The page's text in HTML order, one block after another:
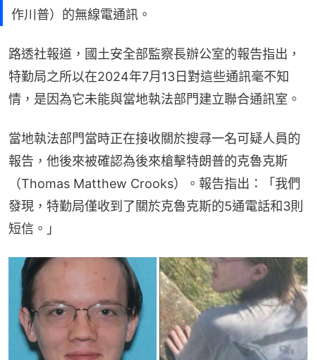
作川普）的無線電通訊。
路透社報道，國土安全部監察長辦公室的報告指出，
特勤局之所以在2024年7月13日對這些通訊毫不知
情，是因為它未能與當地執法部門建立聯合通訊室。
當地執法部門當時正在接收關於搜尋一名可疑人員的
報告，他後來被確認為後來槍擊特朗普的克魯克斯
（Thomas Matthew Crooks）。報告指出：「我們
發現，特勤局僅收到了關於克魯克斯的5通電話和3則
短信。」